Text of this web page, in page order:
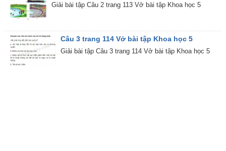
Giải bài tập Câu 2 trang 113 Vở bài tập Khoa học 5
Câu 3 trang 114 Vở bài tập Khoa học 5
Giải bài tập Câu 3 trang 114 Vở bài tập Khoa học 5